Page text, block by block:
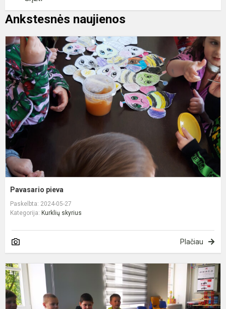
Ankstesnės naujienos
Pavasario pieva
Paskelbta: 2024-05-27
Kategorija: Kurklių skyrius
Plačiau